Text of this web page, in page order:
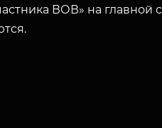
ВОВ» на